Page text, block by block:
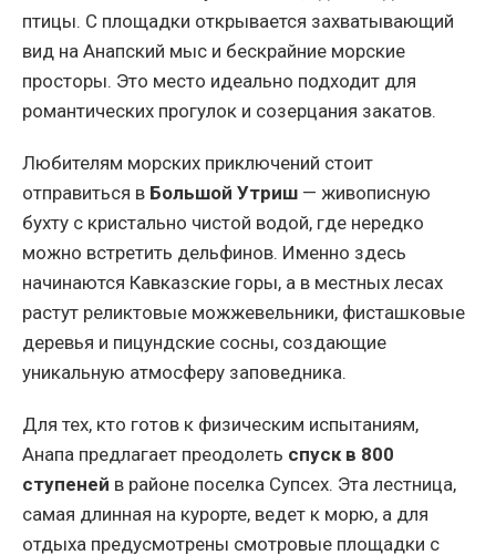
птицы. С площадки открывается захватывающий
вид на Анапский мыс и бескрайние морские
просторы. Это место идеально подходит для
романтических прогулок и созерцания закатов.
Любителям морских приключений стоит
отправиться в Большой Утриш — живописную
бухту с кристально чистой водой, где нередко
можно встретить дельфинов. Именно здесь
начинаются Кавказские горы, а в местных лесах
растут реликтовые можжевельники, фисташковые
деревья и пицундские сосны, создающие
уникальную атмосферу заповедника.
Для тех, кто готов к физическим испытаниям,
Анапа предлагает преодолеть спуск в 800
ступеней в районе поселка Супсех. Эта лестница,
самая длинная на курорте, ведет к морю, а для
отдыха предусмотрены смотровые площадки с